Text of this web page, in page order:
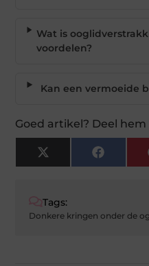
Wat is
voordelen?
Kan een vermoeide
Goed artikel? Deel hem
X
(Twitter)
Tags:
Donkere kringen onder de